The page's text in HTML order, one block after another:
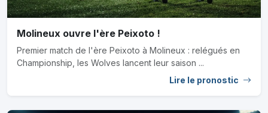
Molineux ouvre l'ère Peixoto !
Premier match de l'ère Peixoto à Molineux : relégués en
Championship, les Wolves lancent leur saison ...
Lire le pronostic